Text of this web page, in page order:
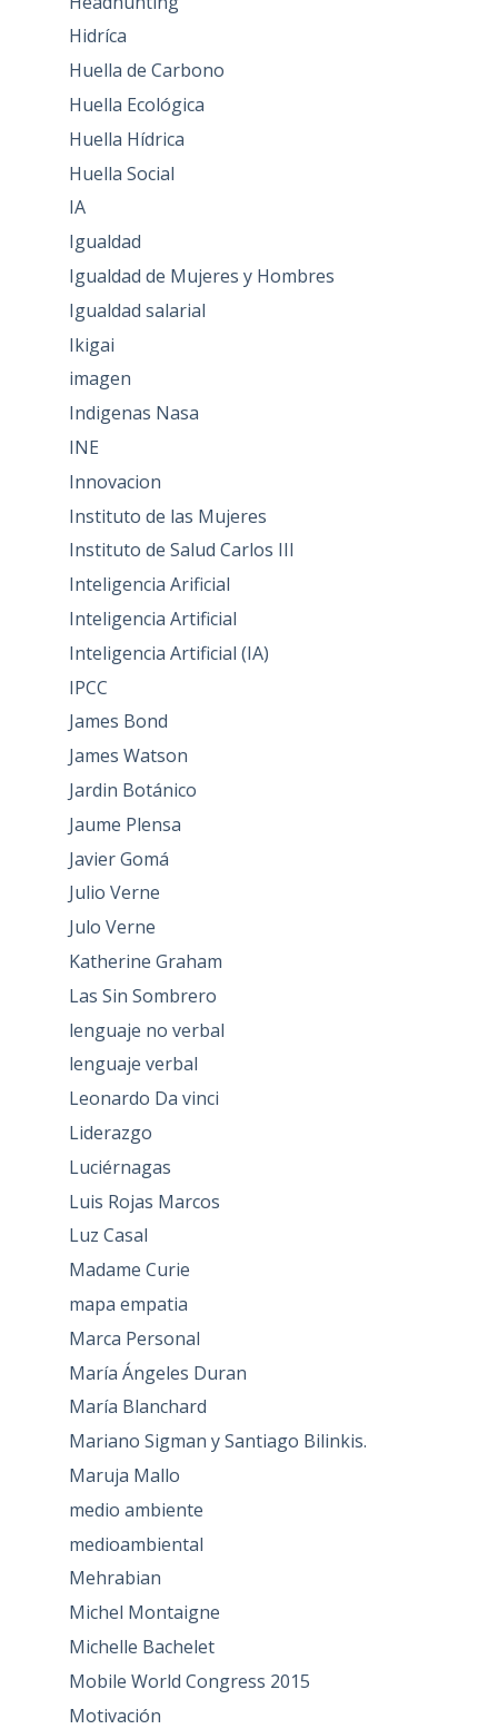
Hidríca
Huella de Carbono
Huella Ecológica
Huella Hídrica
Huella Social
IA
Igualdad
Igualdad de Mujeres y Hombres
Igualdad salarial
Ikigai
imagen
Indigenas Nasa
INE
Innovacion
Instituto de las Mujeres
Instituto de Salud Carlos III
Inteligencia Arificial
Inteligencia Artificial
Inteligencia Artificial (IA)
IPCC
James Bond
James Watson
Jardin Botánico
Jaume Plensa
Javier Gomá
Julio Verne
Julo Verne
Katherine Graham
Las Sin Sombrero
lenguaje no verbal
lenguaje verbal
Leonardo Da vinci
Liderazgo
Luciérnagas
Luis Rojas Marcos
Luz Casal
Madame Curie
mapa empatia
Marca Personal
María Ángeles Duran
María Blanchard
Mariano Sigman y Santiago Bilinkis.
Maruja Mallo
medio ambiente
medioambiental
Mehrabian
Michel Montaigne
Michelle Bachelet
Mobile World Congress 2015
Motivación